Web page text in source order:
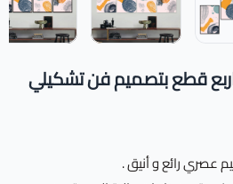
قطع بتصميم فن تشكيلي
عصري رائع و أنيق .